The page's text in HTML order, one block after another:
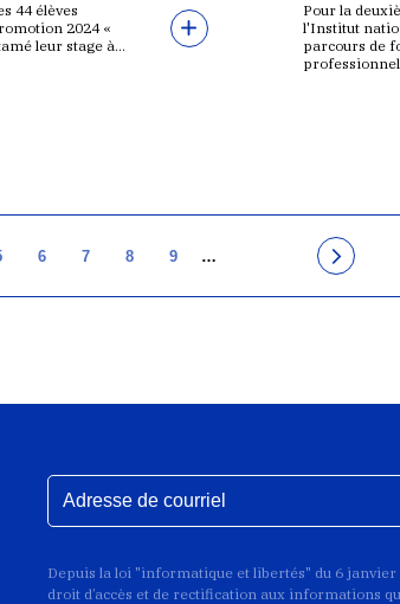
44 élèves
2024 «
leur stage à…
Pour la
l'Institut
parcours de
6 7 8 9 …
Depuis la loi "informatique et libertés" du 6 janvier
droit d’accès et de rectification aux informations